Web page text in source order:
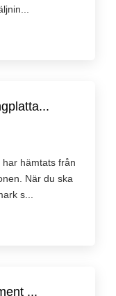
hämtats från
När du ska
s...
...